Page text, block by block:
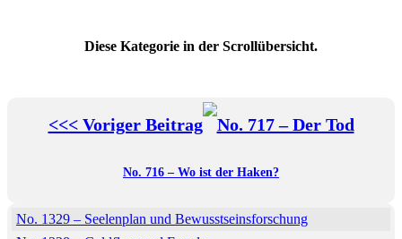
Diese Kategorie in der Scrollübersicht.
<<< Voriger Beitrag
No. 716 – Wo ist der Haken?
No. 1329 – Seelenplan und Bewusstseinsforschung